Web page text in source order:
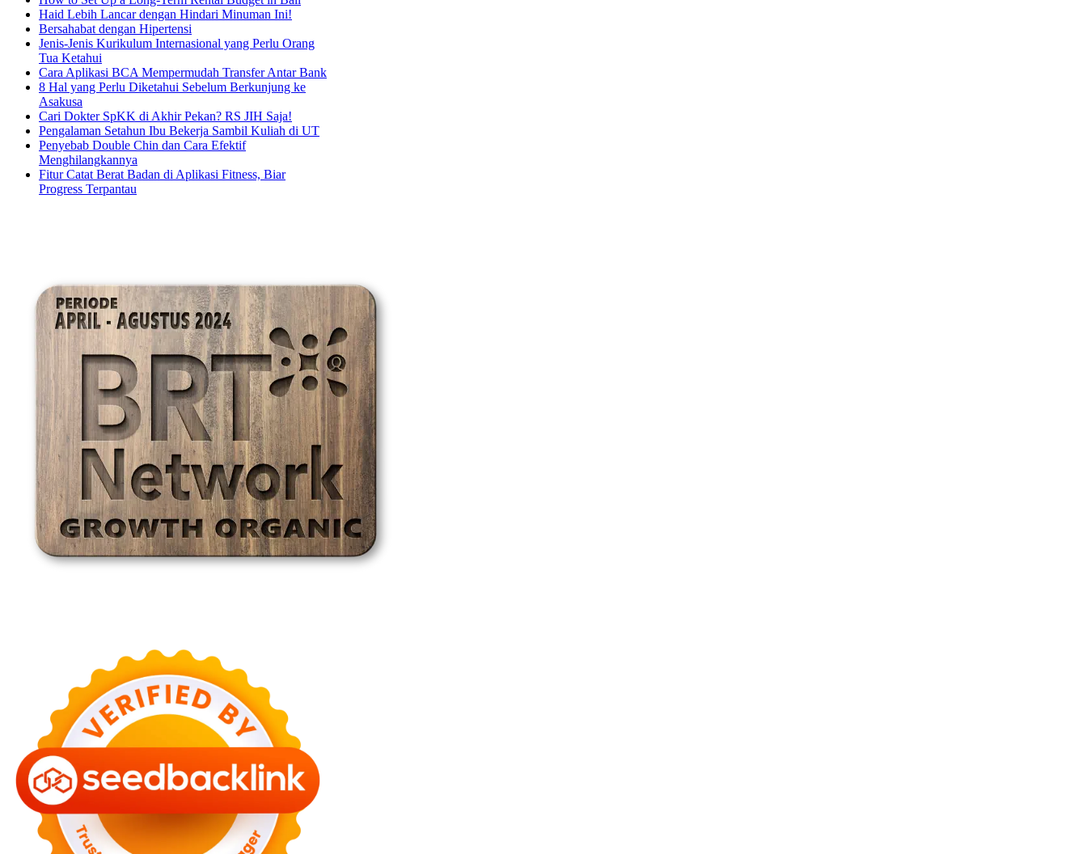
Haid Lebih Lancar dengan Hindari Minuman Ini!
Bersahabat dengan Hipertensi
Jenis-Jenis Kurikulum Internasional yang Perlu Orang
Tua Ketahui
Cara Aplikasi BCA Mempermudah Transfer Antar Bank
8 Hal yang Perlu Diketahui Sebelum Berkunjung ke
Asakusa
Cari Dokter SpKK di Akhir Pekan? RS JIH Saja!
Pengalaman Setahun Ibu Bekerja Sambil Kuliah di UT
Penyebab Double Chin dan Cara Efektif
Menghilangkannya
Fitur Catat Berat Badan di Aplikasi Fitness, Biar
Progress Terpantau